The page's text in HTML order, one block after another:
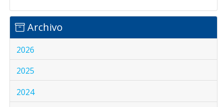
Archivo
2026
2025
2024